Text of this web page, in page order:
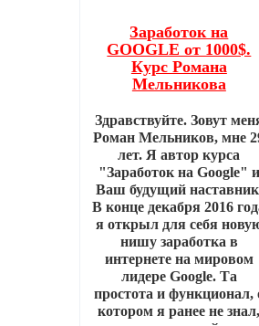
Заработок на
GOOGLE от 1000$.
Курс Романа
Мельникова
Здравствуйте. Зовут
Роман Мельников, мне
лет. Я автор курса
"Заработок на Google" и
Ваш будущий
В конце декабря 2016
я открыл для себя
нишу заработка в
интернете на мировом
лидере Google. Та
простота и функционал,
котором я ранее не